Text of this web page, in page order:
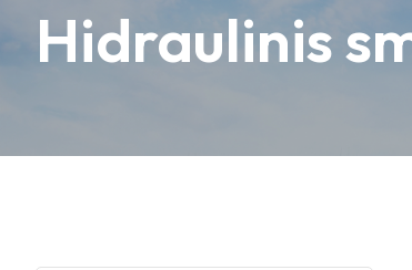
Hidraulinis